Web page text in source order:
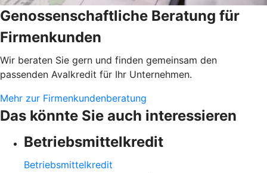
Genossenschaftliche Beratung für
Firmenkunden
Wir beraten Sie gern und finden gemeinsam den
passenden Avalkredit für Ihr Unternehmen.
Mehr zur Firmenkundenberatung
Das könnte Sie auch interessieren
Betriebsmittelkredit
Betriebsmittelkredit